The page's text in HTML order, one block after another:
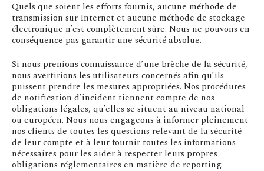
Quels que soient les efforts fournis, aucune méthode de
transmission sur Internet et aucune méthode de stockage
électronique n’est complètement sûre. Nous ne pouvons en
conséquence pas garantir une sécurité absolue.
Si nous prenions connaissance d’une brèche de la sécurité,
nous avertirions les utilisateurs concernés afin qu’ils
puissent prendre les mesures appropriées. Nos procédures
de notification d’incident tiennent compte de nos
obligations légales, qu’elles se situent au niveau national
ou européen. Nous nous engageons à informer pleinement
nos clients de toutes les questions relevant de la sécurité
de leur compte et à leur fournir toutes les informations
nécessaires pour les aider à respecter leurs propres
obligations réglementaires en matière de reporting.